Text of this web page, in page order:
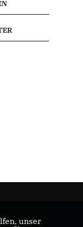
unser